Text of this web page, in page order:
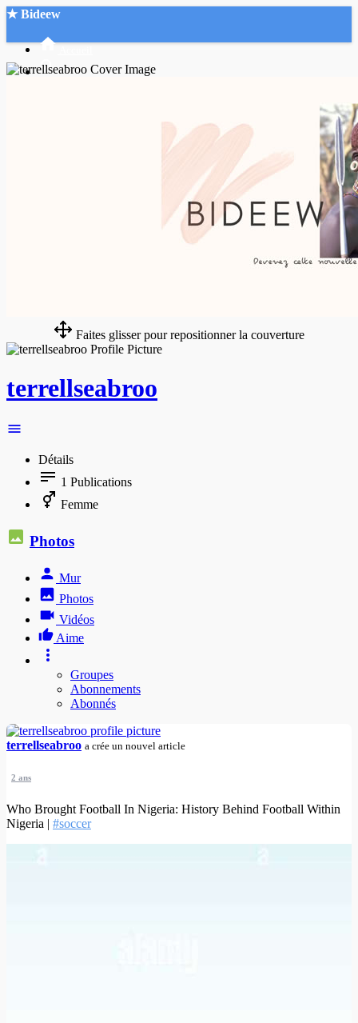
★ Bideew
Faites glisser pour repositionner la couverture
terrellseabroo
Détails
1 Publications
Femme
Photos
Mur
Photos
Vidéos
Aime
Groupes
Abonnements
Abonnés
terrellseabroo a crée un nouvel article
2 ans
Who Brought Football In Nigeria: History Behind Football Within
Nigeria | #soccer